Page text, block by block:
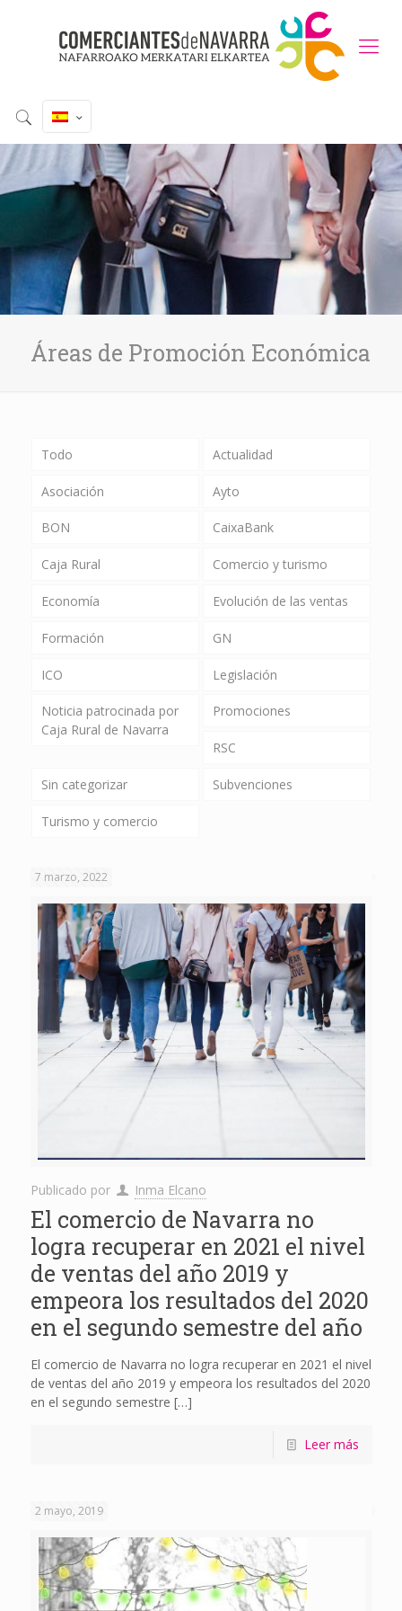
Áreas de Promoción Económica
Todo Actualidad
Asociación Ayto
BON CaixaBank
Caja Rural Comercio y turismo
Economía Evolución de las ventas
Formación GN
ICO Legislación
Noticia patrocinada por
Caja Rural de Navarra
Promociones
RSC
Sin categorizar Subvenciones
Turismo y comercio
7 marzo, 2022
Publicado por Inma Elcano
El comercio de Navarra no
logra recuperar en 2021 el nivel
de ventas del año 2019 y
empeora los resultados del 2020
en el segundo semestre del año
El comercio de Navarra no logra recuperar en 2021 el nivel
de ventas del año 2019 y empeora los resultados del 2020
en el segundo semestre […]
Leer más
2 mayo, 2019